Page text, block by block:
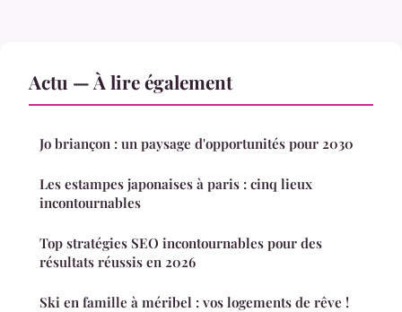
Actu — À lire également
Jo briançon : un paysage d'opportunités pour 2030
Les estampes japonaises à paris : cinq lieux
incontournables
Top stratégies SEO incontournables pour des
résultats réussis en 2026
Ski en famille à méribel : vos logements de rêve !